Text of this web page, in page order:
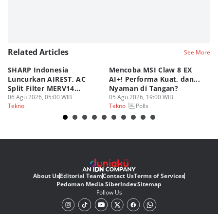
Related Articles See More
SHARP Indonesia
Luncurkan AIREST, AC
Split Filter MERV14
Perdana!
06 Agu 2026, 05:00 WIB
Tekno
Mencoba MSI Claw 8 EX
AI+! Performa Kuat, dan...
Nyaman di Tangan?
05 Agu 2026, 19:00 WIB
Tekno
Polls
About UsEditorial TeamContact UsTerms of Services
Pedoman Media SiberIndexSitemap
Follow Us